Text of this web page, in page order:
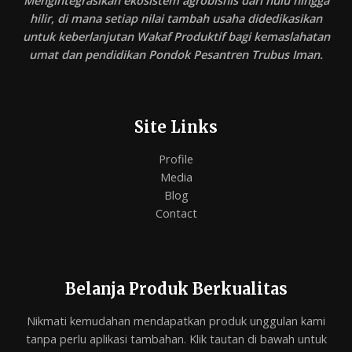
hilir, di mana setiap nilai tambah usaha didedikasikan
untuk keberlanjutan Wakaf Produktif bagi kemaslahatan
umat dan pendidikan Pondok Pesantren Trubus Iman.
Site Links
Profile
Media
Blog
Contact
Belanja Produk Berkualitas
Nikmati kemudahan mendapatkan produk unggulan kami
tanpa perlu aplikasi tambahan. Klik tautan di bawah untuk